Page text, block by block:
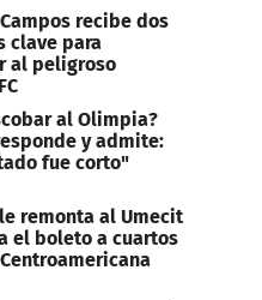
recibe dos
clave para
al peligroso
al Olimpia?
y admite:
fue corto"
remonta al Umecit
el boleto a cuartos